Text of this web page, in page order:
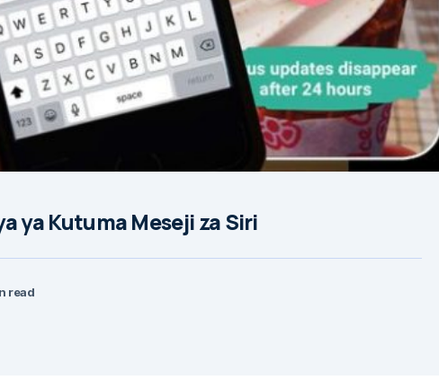
ya Kutuma Meseji za Siri
read